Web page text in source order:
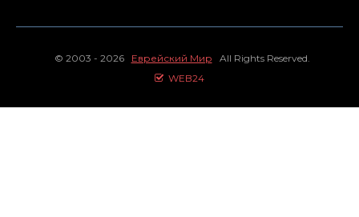
© 2003 - 2026 Еврейский Мир All Rights Reserved.
WEB24